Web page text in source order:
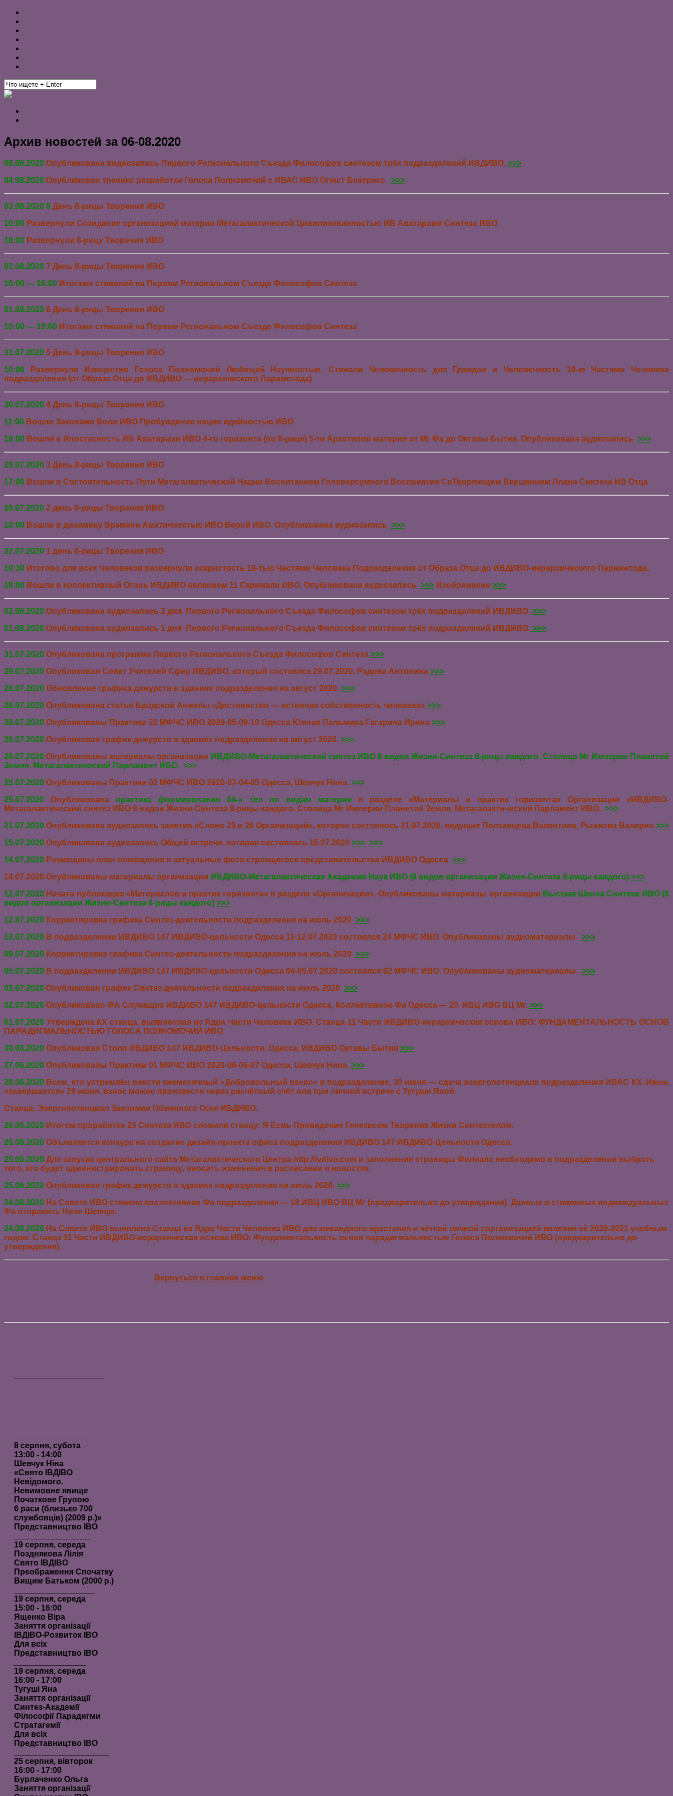
Архив новостей за 06-08.2020
08.08.2020 Опубликована видеозапись Первого Регионального Съезда Философов синтезом трёх подразделений ИВДИВО. >>>
04.08.2020 Опубликован тренинг разработки Голоса Полномочий с ИВАС ИВО Огюст Беатрисс >>>
03.08.2020 8 День 8-рицы Творения ИВО
10:00 Развернули Созидание организацией материи Метагалактической Цивилизованностью ИВ Аватарами Синтеза ИВО
18:00 Развернули 8-рицу Творения ИВО
02.08.2020 7 День 8-рицы Творения ИВО
10:00 — 18:00 Итогами стяжаний на Первом Региональном Съезде Философов Синтеза
01.08.2020 6 День 8-рицы Творения ИВО
10:00 — 19:00 Итогами стяжаний на Первом Региональном Съезде Философов Синтеза
31.07.2020 5 День 8-рицы Творения ИВО
10:00
Развернули Изящество Голоса Полномочий Любящей Научностью. Стяжали Человечность для Граждан и Человечность 10-ю Частями Человека
подразделения (от Образа Отца до ИВДИВО — иерархического Параметода)
30.07.2020 4 День 8-рицы Творения ИВО
11:00 Вошли Законами Воли ИВО Пробуждение нации идейностью ИВО
18:00 Вошли в Ипостасность ИВ Аватарами ИВО 4-го горизонта (по 8-рице) 5-ти Архетипов материи от Мг Фа до Октавы Бытия. Опубликована аудиозапись >>>
29.07.2020 3 День 8-рицы Творения ИВО
17:00 Вошли в Состоятельность Пути Метагалактической Нации Воспитанием Головерсумного Восприятия СоТворяющим Вершением Плана Синтеза ИВ Отца
28.07.2020 2 день 8-рицы Творения ИВО
18:00 Вошли в динамику Времени Аматичностью ИВО Верой ИВО. Опубликована аудиозапись >>>
27.07.2020 1 день 8-рицы Творения ИВО
10:30 Итогово для всех Человеков развернули искристость 10-тью Частями Человека Подразделения от Образа Отца до ИВДИВО-иерархического Параметода.
18:00 Вошли в коллективный Огонь ИВДИВО явлением 11 Скрижали ИВО. Опубликована аудиозапись >>> Изображение >>>
02.08.2020 Опубликована аудиозапись 2 дня Первого Регионального Съезда Философов синтезом трёх подразделений ИВДИВО. >>>
01.08.2020 Опубликована аудиозапись 1 дня Первого Регионального Съезда Философов синтезом трёх подразделений ИВДИВО. >>>
31.07.2020 Опубликована программа Первого Регионального Съезда Философов Синтеза >>>
29.07.2020 Опубликован Совет Учителей Сфер ИВДИВО, который состоялся 29.07.2020, Радова Антонина >>>
28.07.2020 Обновление графика дежурств в зданиях подразделения на август 2020. >>>
28.07.2020 Опубликована статья Бродской Анжелы «Достоинство — истинная собственность человека» >>>
28.07.2020 Опубликованы Практики 22 МФЧС ИВО 2020-05-09-10 Одесса Южная Пальмира Гагарина Ирина >>>
26.07.2020 Опубликован график дежурств в зданиях подразделения на август 2020. >>>
26.07.2020 Опубликованы материалы организации ИВДИВО-Метагалактический синтез ИВО 8 видов Жизни-Синтеза 8-рицы каждого. Столица Мг Империи Планетой
Земля. Метагалактический Парламент ИВО. >>>
25.07.2020 Опубликованы Практики 02 МФЧС ИВО 2020-07-04-05 Одесса, Шевчук Нина. >>>
25.07.2020
Опубликована практика формирования 64-х тел по видам материи
в разделе «Материалы и практик горизонта» Организации «ИВДИВО-
Метагалактический синтез ИВО 8 видов Жизни-Синтеза 8-рицы каждого. Столица Мг Империи Планетой Земля. Метагалактический Парламент ИВО. >>>
21.07.2020 Опубликована аудиозапись занятия «Слово 25 и 26 Организаций», котороя состоялось 21.07.2020, ведущие Полтавцева Валентина, Рыжкова Валерия >>>
15.07.2020 Опубликована аудиозапись Общей встречи, которая состоялась 15.07.2020 >>> >>>
14.07.2020 Размещены план помещения и актуальные фото строящегося представительства ИВДИВО Одесса >>>
14.07.2020 Опубликованы материалы организации ИВДИВО-Метагалактическая Академия Наук ИВО (8 видов организации Жизни-Синтеза 8-рицы каждого) >>>
12.07.2020 Начата публикация «Материалов и практик горизонта» в разделе «Организации». Опубликованы материалы организации Высшая Школа Синтеза ИВО (8
видов организации Жизни-Синтеза 8-рицы каждого) >>>
12.07.2020 Корректировка графика Синтез-деятельности подразделения на июль 2020 >>>
12.07.2020 В подразделении ИВДИВО 147 ИВДИВО-цельности Одесса 11-12.07.2020 состоялся 24 МФЧС ИВО. Опубликованы аудиоматериалы. >>>
09.07.2020 Корректировка графика Синтез-деятельности подразделения на июль 2020 >>>
05.07.2020 В подразделении ИВДИВО 147 ИВДИВО-цельности Одесса 04-05.07.2020 состоялся 02 МФЧС ИВО. Опубликованы аудиоматериалы. >>>
03.07.2020 Опубликован график Синтез-деятельности подразделения на июль 2020 >>>
02.07.2020 Опубликовано ФА Служащих ИВДИВО 147 ИВДИВО-цельности Одесса, Коллективное Фа Одесса — 20 ИВЦ ИВО ВЦ Мг. >>>
01.07.2020 Утверждена КХ станца, выявленная из Ядра Части Человека ИВО. Станца 11 Части ИВДИВО-иерархическая основа ИВО: ФУНДАМЕНТАЛЬНОСТЬ ОСНОВ
ПАРАДИГМАЛЬНОСТЬЮ ГОЛОСА ПОЛНОМОЧИЙ ИВО.
30.06.2020 Опубликован Столп ИВДИВО 147 ИВДИВО-Цельности, Одесса, ИВДИВО Октавы Бытия >>>
27.06.2020 Опубликованы Практики 01 МФЧС ИВО 2020-06-06-07 Одесса, Шевчук Нина. >>>
26.06.2020 Всем, кто устремлён внести ежемесячный «Добровольный взнос» в подразделение,30 июня — сдача энергопотенциала подразделения ИВАС КХ. Июнь
«завершается» 29 июня, взнос можно произвести через расчётный счёт или при личной встрече с Тугуши Яной.
Станца: Энергопотенциал Законами Обменного Огня ИВДИВО.
26.06.2020 Итогом проработки 23 Синтеза ИВО сложили станцу: Я Есмь Провидение Генезисом Творения Жизни Синтезтелом.
26.06.2020 Объявляется конкурс на создание дизайн-проекта офиса подразделения ИВДИВО 147 ИВДИВО-Цельности Одесса.
25.06.2020 Для запуска центрального сайта Метагалактического Центра http://ivdivo.com и заполнения страницы Филиала необходимо в подразделении выбрать
того, кто будет администрировать страницу, вносить изменения в расписании и новостях.
25.06.2020 Опубликован график дежурств в зданиях подразделения на июль 2020. >>>
24.06.2020 На Совете ИВО стяжено коллективное Фа подразделения — 18 ИВЦ ИВО ВЦ Мг (предварительно до утверждения). Данные о стяженных индивидуальных
Фа отправить Нине Шевчук.
24.06.2020 На Совете ИВО выявлена Станца из Ядра Части Человека ИВО для командного врастания и чёткой личной сорганизацией явления её 2020-2021 учебным
годом. Станца 11 Части ИВДИВО-иерархическая основа ИВО: Фундаментальность основ парадигмальностью Голоса Полномочий ИВО (предварительно до
утверждения).
Вернуться в главное меню
8 серпня, субота
13:00 - 14:00
Шевчук Ніна
«Свято ІВДIВО
Невідомого.
Невимовне явище
Початкове Групою
6 раси (близько 700
службовців) (2009 р.)»
Представництво ІВО
19 серпня, середа
Позднякова Лілія
Свято ІВДIВО
Преображення Спочатку
Вищим Батьком (2000 р.)
19 серпня, середа
15:00 - 16:00
Ященко Віра
Заняття організації
ІВДIВО-Розвиток ІВО
Для всіх
Представництво ІВО
19 серпня, середа
16:00 - 17:00
Тугуші Яна
Заняття організації
Синтез-Академії
Філософії Парадигми
Стратагемії
Для всіх
Представництво ІВО
25 серпня, вівторок
16:00 - 17:00
Бурлаченко Ольга
Заняття організації